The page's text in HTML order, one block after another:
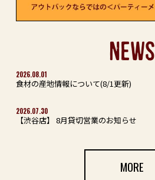
NEWS
2026.08.01
食材の産地情報について(8/1更新)
2026.07.30
【渋谷店】 8月貸切営業のお知らせ
MORE